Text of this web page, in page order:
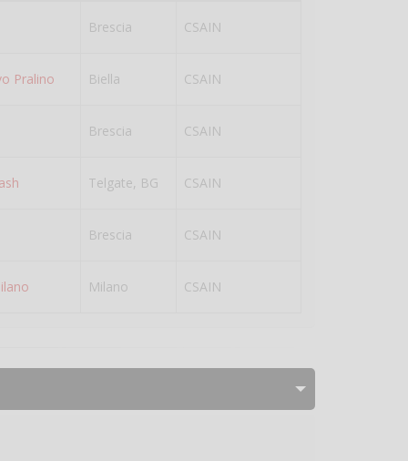
Brescia CSAIN
Pralino Biella CSAIN
Brescia CSAIN
Telgate, BG CSAIN
Brescia CSAIN
Milano CSAIN